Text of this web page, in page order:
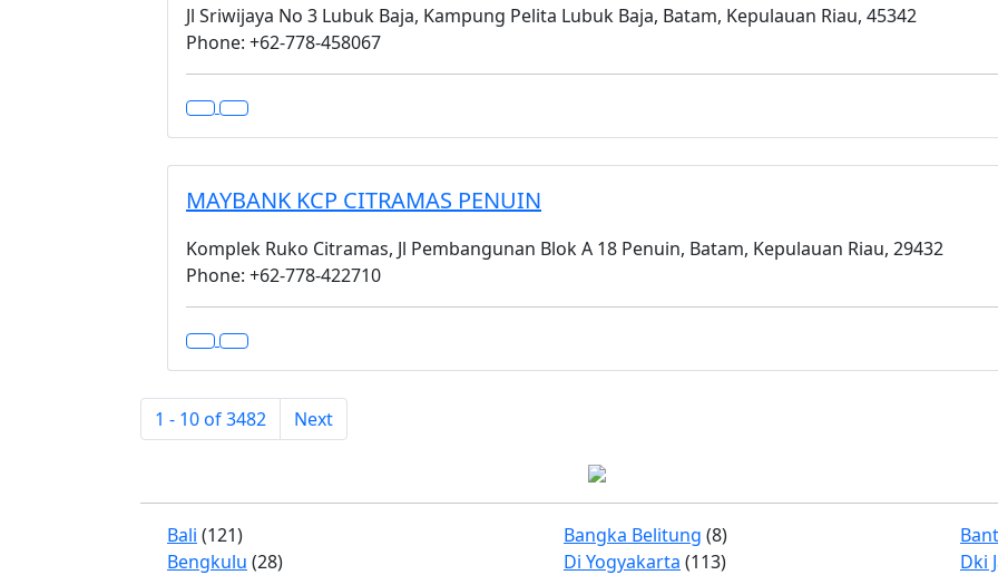
Jl Sriwijaya No 3 Lubuk Baja, Kampung Pelita Lubuk Baja, Batam, Kepulauan Riau, 45342
Phone: +62-778-458067
MAYBANK KCP CITRAMAS PENUIN
Komplek Ruko Citramas, Jl Pembangunan Blok A 18 Penuin, Batam, Kepulauan Riau, 29432
Phone: +62-778-422710
1 - 10 of 3482 Next
Bali (121) Bangka Belitung (8)
Bengkulu (28) Di Yogyakarta (113)
Dki